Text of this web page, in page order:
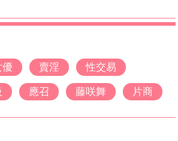
優 賣淫 性交易
應召 藤咲舞 片商